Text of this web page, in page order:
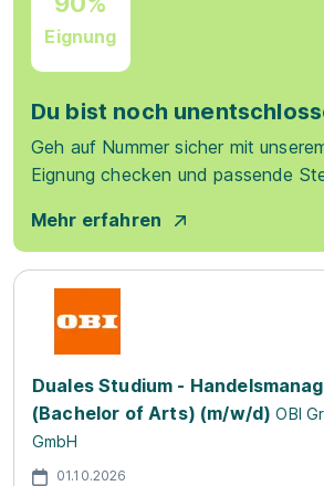
Eignung
Du bist noch
Geh auf Nummer sicher mit
Eignung checken und passende
Mehr erfahren
Duales Studium -
(Bachelor of Arts) (m/w/d) OBI
GmbH
01.10.2026